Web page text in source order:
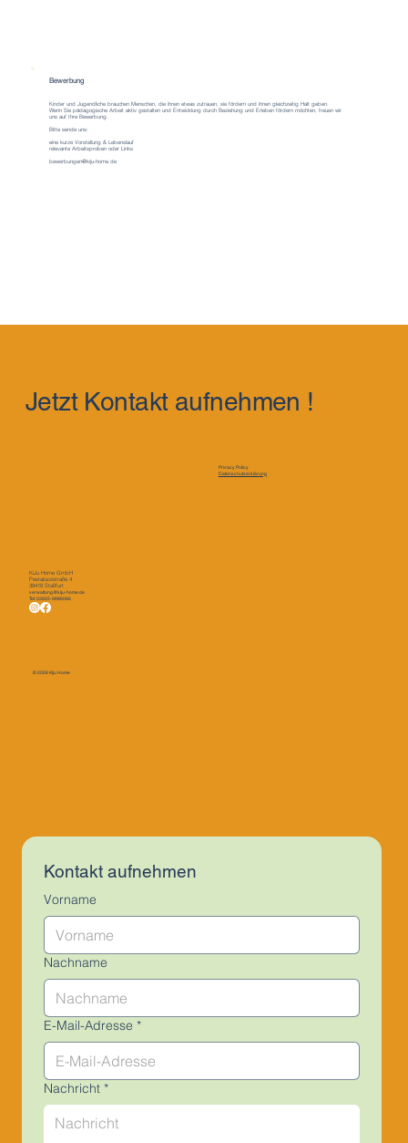
Bewerbung
Kinder und Jugendliche brauchen Menschen, die ihnen etwas zutrauen, sie fördern und ihnen gleichzeitig Halt geben.
Wenn Sie pädagogische Arbeit aktiv gestalten und Entwicklung durch Beziehung und Erleben fördern möchten, freuen wir
uns auf Ihre Bewerbung.
Bitte sende uns:
eine kurze Vorstellung & Lebenslauf
relevante Arbeitsproben oder Links
bewerbungen@kiju-home.de
Jetzt Kontakt aufnehmen !
KiJu Home GmbH
Pestalozzistraße 4
39418 Staßfurt
verwaltung@kiju-home.de
Tel: 03925-9888066
© 2026 Kiju Home
Privacy Policy
Datenschutzerklärung
Kontakt aufnehmen
Vorname
Nachname
E-Mail-Adresse *
Nachricht *